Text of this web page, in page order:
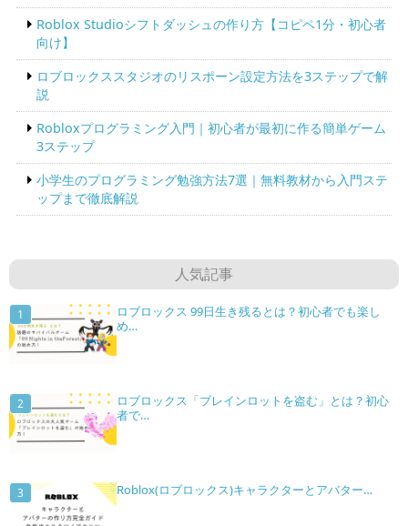
Roblox Studioシフトダッシュの作り方【コピペ1分・初心者
向け】
ロブロックススタジオのリスポーン設定方法を3ステップで解
説
Robloxプログラミング入門｜初心者が最初に作る簡単ゲーム
3ステップ
小学生のプログラミング勉強方法7選｜無料教材から入門ステ
ップまで徹底解説
人気記事
ロブロックス 99日生き残るとは？初心者でも楽し
め…
ロブロックス「ブレインロットを盗む」とは？初心
者で…
Roblox(ロブロックス)キャラクターとアバター…